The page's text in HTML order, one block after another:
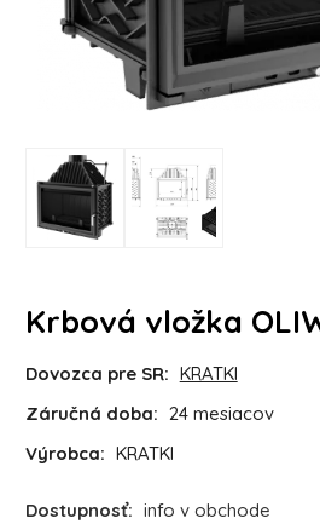
Krbová vložka
Dovozca pre SR: KRATKI
Záručná doba: 24 mesiacov
Výrobca: KRATKI
Dostupnosť: info v obchode